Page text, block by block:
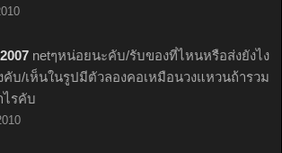
netๆหน่อยนะคับ/รับของที่ไหนหรือส่งยังไง
คับ/เห็นในรูปมีตัวลองคอเหมือนวงแหวนถ้ารวม
ไรคับ